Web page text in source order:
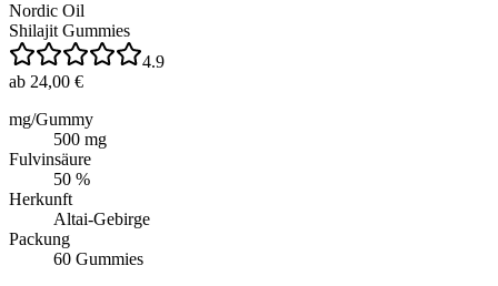
Nordic Oil
Shilajit Gummies
4.9
ab 24,00 €
mg/Gummy
500 mg
Fulvinsäure
50 %
Herkunft
Altai-Gebirge
Packung
60 Gummies